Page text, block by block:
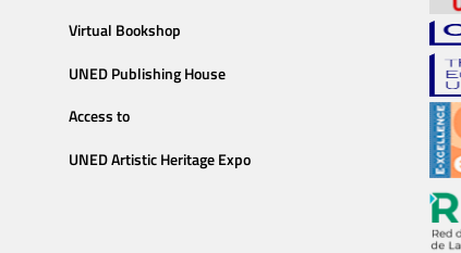
Virtual Bookshop
UNED Publishing House
Access to
UNED Artistic Heritage Expo